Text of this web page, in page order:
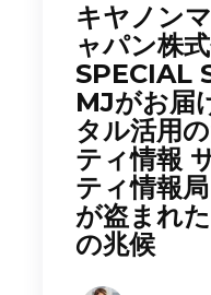
キヤノン
ャパン株
SPECIAL
MJがお届
タル活用
ティ情報
ティ情報
が盗まれ
の兆候